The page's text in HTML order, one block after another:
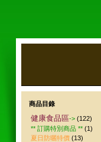
商品目錄
健康食品區-> (122)
** 訂購特別商品 ** (1)
夏日防曬特價 (13)